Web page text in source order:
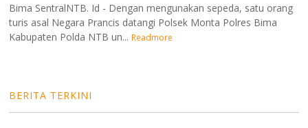
Bima SentralNTB. Id - Dengan mengunakan sepeda, satu orang
turis asal Negara Prancis datangi Polsek Monta Polres Bima
Kabupaten Polda NTB un... Readmore
BERITA TERKINI